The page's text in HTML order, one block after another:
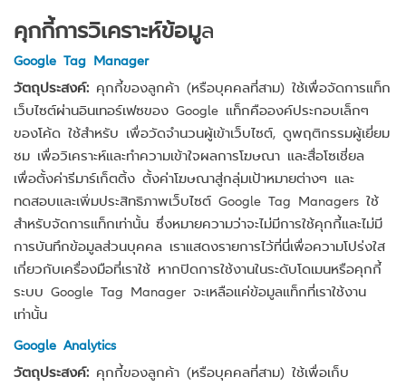
คุกกี้การวิเคราะห์ข้อมูล
Google Tag Manager
วัตถุประสงค์: คุกกี้ของลูกค้า (หรือบุคคลที่สาม) ใช้เพื่อจัดการแท็ก
เว็บไซต์ผ่านอินเทอร์เฟซของ Google แท็กคือองค์ประกอบเล็กๆ
ของโค้ด ใช้สำหรับ เพื่อวัดจำนวนผู้เข้าเว็บไซต์, ดูพฤติกรรมผู้เยี่ยม
ชม เพื่อวิเคราะห์และทำความเข้าใจผลการโฆษณา และสื่อโซเชี่ยล
เพื่อตั้งค่ารีมาร์เก็ตติ้ง ตั้งค่าโฆษณาสู่กลุ่มเป้าหมายต่างๆ และ
ทดสอบและเพิ่มประสิทธิภาพเว็บไซต์ Google Tag Managers ใช้
สำหรับจัดการแท็กเท่านั้น ซึ่งหมายความว่าจะไม่มีการใช้คุกกี้และไม่มี
การบันทึกข้อมูลส่วนบุคคล เราแสดงรายการไว้ที่นี่เพื่อความโปร่งใส
เกี่ยวกับเครื่องมือที่เราใช้ หากปิดการใช้งานในระดับโดเมนหรือคุกกี้
ระบบ Google Tag Manager จะเหลือแค่ข้อมูลแท็กที่เราใช้งาน
เท่านั้น
Google Analytics
วัตถุประสงค์: คุกกี้ของลูกค้า (หรือบุคคลที่สาม) ใช้เพื่อเก็บ